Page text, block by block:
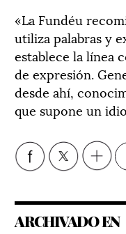
«La Fundéu
utiliza palabras y
establece la línea
de expresión.
desde ahí,
que supone un
ARCHIVADO EN